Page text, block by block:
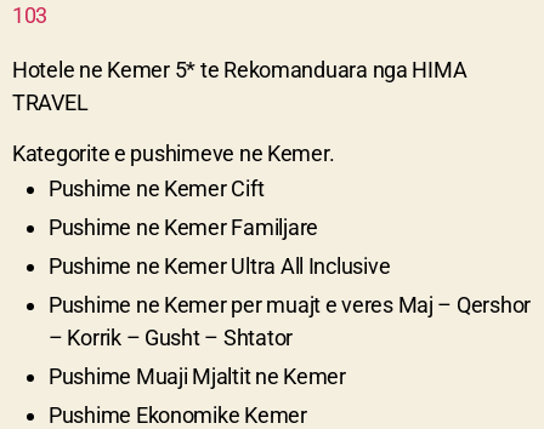
103
Hotele ne Kemer 5* te Rekomanduara nga HIMA
TRAVEL
Kategorite e pushimeve ne Kemer.
Pushime ne KemerCift
Pushime ne KemerFamiljare
Pushime ne KemerUltra All Inclusive
Pushime ne Kemerper muajt e veres Maj – Qershor
– Korrik – Gusht – Shtator
Pushime Muaji Mjaltit ne Kemer
Pushime Ekonomike Kemer